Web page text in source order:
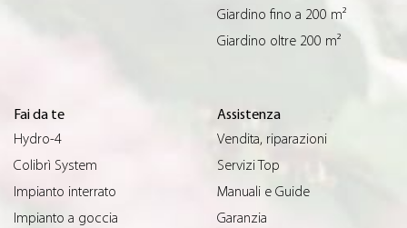
Giardino fino a 200 m²
Giardino oltre 200 m²
Fai da te
Hydro-4
Colibrì System
Impianto interrato
Impianto a goccia
Assistenza
Vendita, riparazioni
Servizi Top
Manuali e Guide
Garanzia